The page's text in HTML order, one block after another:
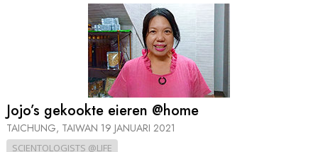
Jojo’s gekookte eieren @home
TAICHUNG, TAIWAN 19 JANUARI 2021
SCIENTOLOGISTS @LIFE